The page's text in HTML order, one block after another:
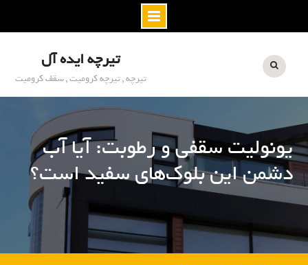
o
c
o
n
t
e
t
تیرچه ایده آل
تیرچه , تیرچه کرومیت , سقف کرومیت
یونولیت سقفی و رطوبت: آیا آب
دشمن این بلوک‌های سفید است؟